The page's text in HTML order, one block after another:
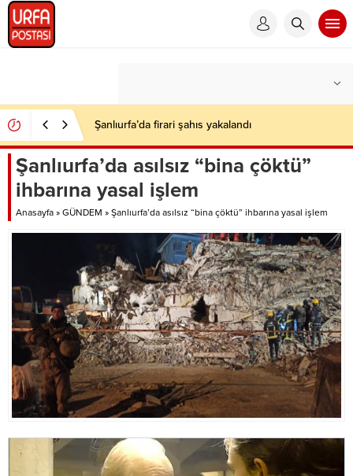
Şanlıurfa’da firari şahıs yakalandı
Şanlıurfa’da asılsız “bina çöktü”
ihbarına yasal işlem
Anasayfa » GÜNDEM » Şanlıurfa’da asılsız “bina çöktü” ihbarına yasal işlem